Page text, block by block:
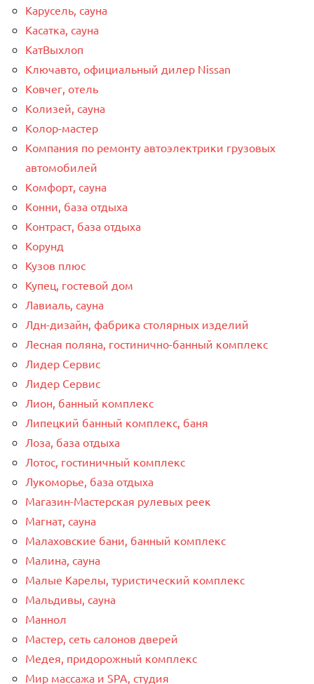
Карусель, сауна
Касатка, сауна
КатВыхлоп
Ключавто, официальный дилер Nissan
Ковчег, отель
Колизей, сауна
Колор-мастер
Компания по ремонту автоэлектрики грузовых
автомобилей
Комфорт, сауна
Конни, база отдыха
Контраст, база отдыха
Корунд
Кузов плюс
Купец, гостевой дом
Лавиаль, сауна
Лдн-дизайн, фабрика столярных изделий
Лесная поляна, гостинично-банный комплекс
Лидер Сервис
Лидер Сервис
Лион, банный комплекс
Липецкий банный комплекс, баня
Лоза, база отдыха
Лотос, гостиничный комплекс
Лукоморье, база отдыха
Магазин-Мастерская рулевых реек
Магнат, сауна
Малаховские бани, банный комплекс
Малина, сауна
Малые Карелы, туристический комплекс
Мальдивы, сауна
Маннол
Мастер, сеть салонов дверей
Медея, придорожный комплекс
Мир массажа и SPA, студия